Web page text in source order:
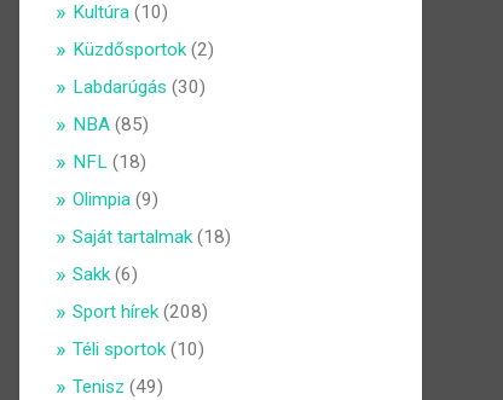
Kultúra (10)
Küzdősportok(2)
Labdarúgás (30)
NBA (85)
NFL (18)
Olimpia (9)
Saját tartalmak(18)
Sakk(6)
Sport hírek(208)
Téli sportok(10)
Tenisz (49)